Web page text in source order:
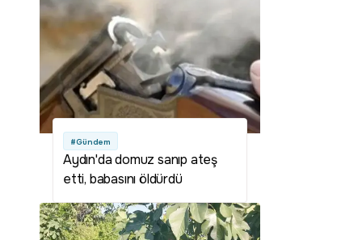
#Gündem
Aydın'da domuz sanıp ateş
etti, babasını öldürdü